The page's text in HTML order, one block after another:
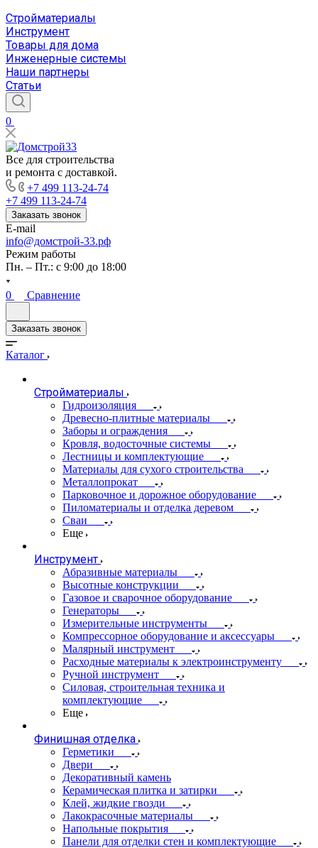
Стройматериалы
Инструмент
Товары для дома
Инженерные системы
Наши партнеры
Статьи
0
Все для строительства
и ремонта с доставкой.
+7 499 113-24-74
+7 499 113-24-74
Заказать звонок
E-mail
info@домстрой-33.рф
Режим работы
Пн. – Пт.: с 9:00 до 18:00
0 Сравнение
Заказать звонок
Каталог
Стройматериалы
Гидроизоляция
Древесно-плитные материалы
Заборы и ограждения
Кровля, водосточные системы
Лестницы и комплектующие
Материалы для сухого строительства
Металлопрокат
Парковочное и дорожное оборудование
Пиломатериалы и отделка деревом
Сваи
Еще
Инструмент
Абразивные материалы
Высотные конструкции
Газовое и сварочное оборудование
Генераторы
Измерительные инструменты
Компрессорное оборудование и аксессуары
Малярный инструмент
Расходные материалы к электроинструменту
Ручной инструмент
Силовая, строительная техника и
комплектующие
Еще
Финишная отделка
Герметики
Двери
Декоративный камень
Керамическая плитка и затирки
Клей, жидкие гвозди
Лакокрасочные материалы
Напольные покрытия
Панели для отделки стен и комплектующие